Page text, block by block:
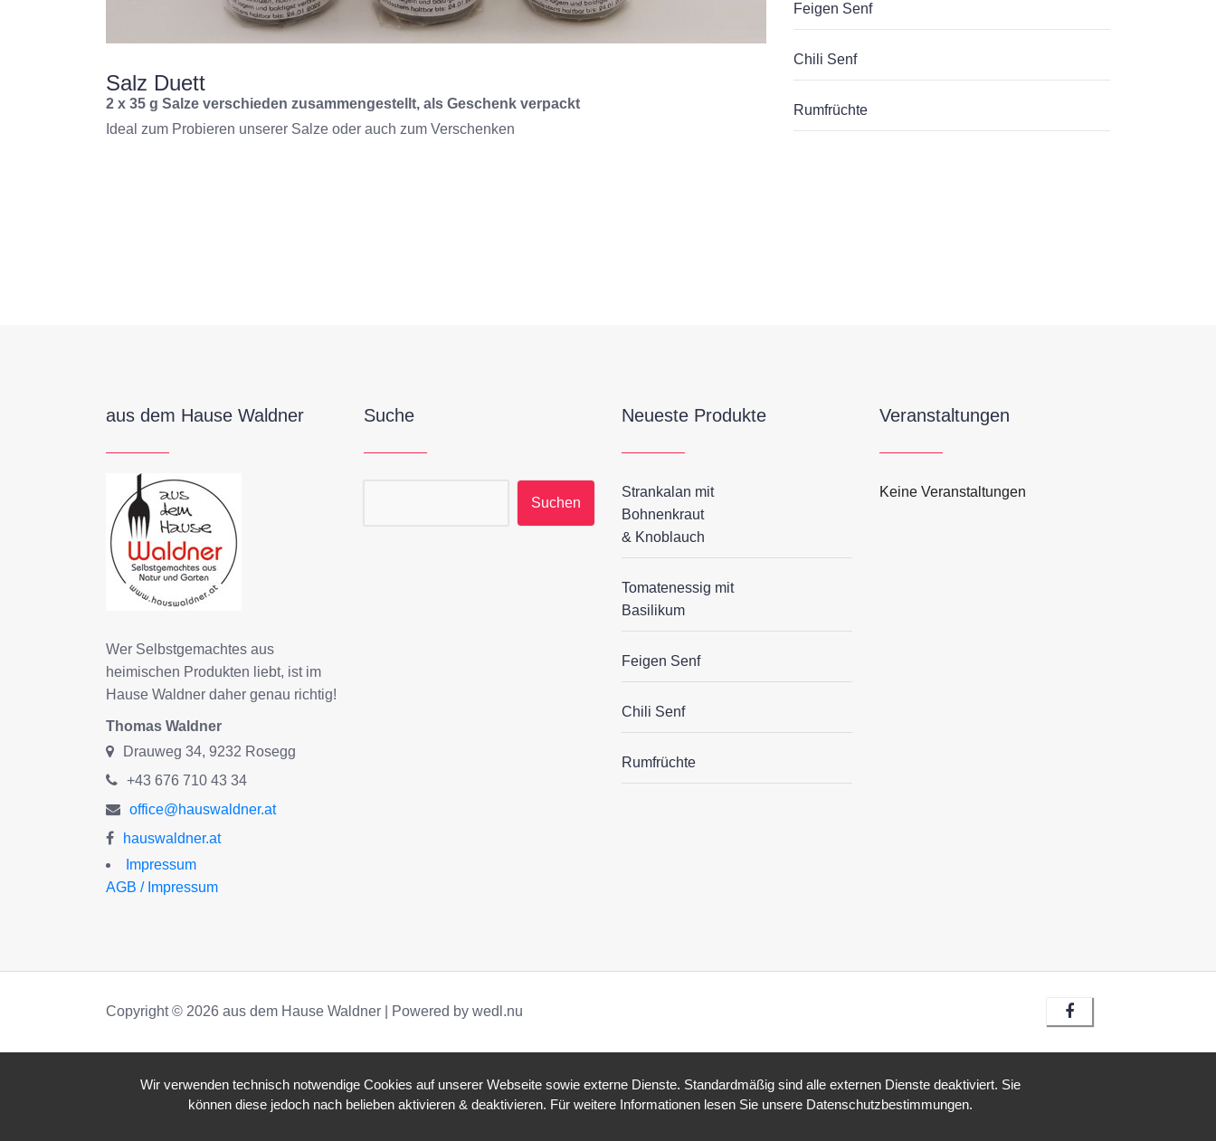
Salz Duett
2 x 35 g Salze verschieden zusammengestellt, als Geschenk verpackt
Ideal zum Probieren unserer Salze oder auch zum Verschenken
Feigen Senf
Chili Senf
Rumfrüchte
aus dem Hause Waldner
Wer Selbstgemachtes aus
heimischen Produkten liebt, ist im
Hause Waldner daher genau richtig!
Thomas Waldner
Drauweg 34, 9232 Rosegg
+43 676 710 43 34
office@hauswaldner.at
hauswaldner.at
Impressum
Suche Neueste Produkte
Strankalan mit
Bohnenkraut
& Knoblauch
Tomatenessig mit
Basilikum
Feigen Senf
Chili Senf
Rumfrüchte
Veranstaltungen
Keine Veranstaltungen
AGB / Impressum
Copyright © 2026 aus dem Hause Waldner | Powered by wedl.nu
Wir verwenden technisch notwendige Cookies auf unserer Webseite sowie externe Dienste. Standardmäßig sind alle externen Dienste deaktiviert. Sie
können diese jedoch nach belieben aktivieren & deaktivieren. Für weitere Informationen lesen Sie unsere Datenschutzbestimmungen.